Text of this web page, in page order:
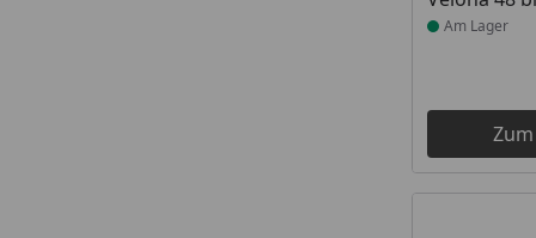
Am Lager